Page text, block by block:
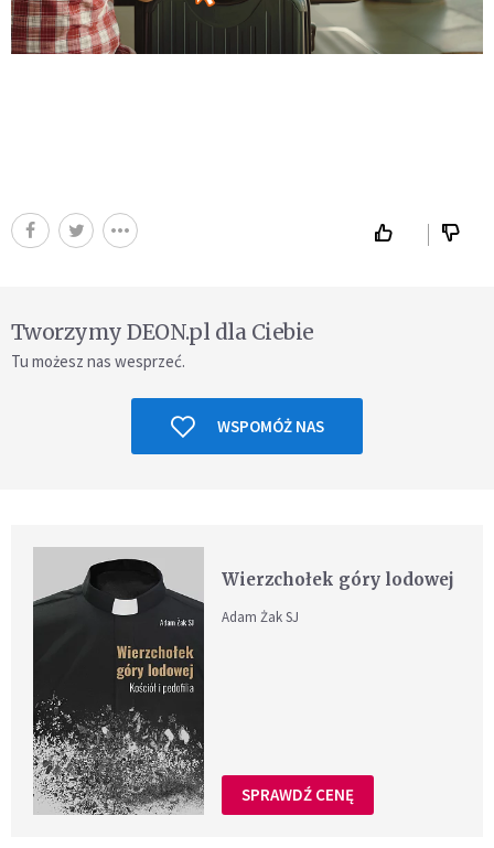
Tworzymy DEON.pl dla Ciebie
Tu możesz nas wesprzeć.
WSPOMÓŻ NAS
Wierzchołek góry lodowej
Adam Żak SJ
SPRAWDŹ CENĘ